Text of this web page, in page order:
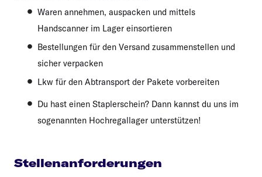
Waren annehmen, auspacken und mittels
Handscanner im Lager einsortieren
Bestellungen für den Versand zusammenstellen und
sicher verpacken
Lkw für den Abtransport der Pakete vorbereiten
Du hast einen Staplerschein? Dann kannst du uns im
sogenannten Hochregallager unterstützen!
Stellenanforderungen